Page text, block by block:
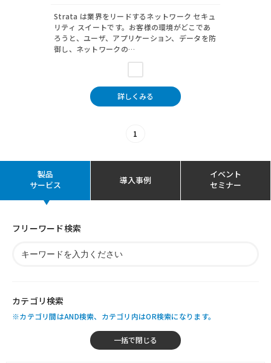
Strata は業界をリードするネットワーク セキュ
リティ スイートです。お客様の環境がどこであ
ろうと、ユーザ、アプリケーション、データを防
御し、ネットワークの…
詳しくみる
1
製品
サービス
導入事例
イベント
セミナー
フリーワード検索
カテゴリ検索
※カテゴリ間はAND検索、カテゴリ内はOR検索になります。